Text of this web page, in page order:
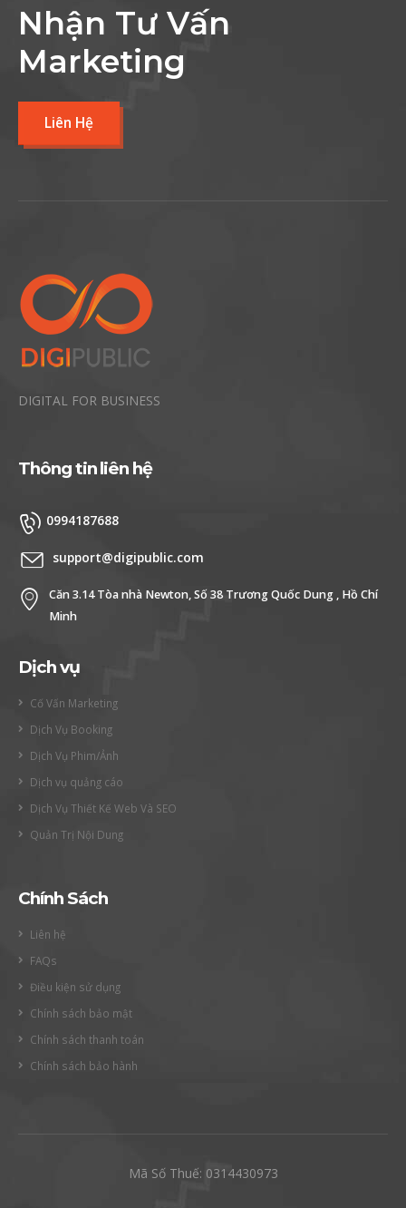
Nhận Tư Vấn
Marketing
Liên Hệ
DIGITAL FOR BUSINESS
Thông tin liên hệ
0994187688
support@digipublic.com
Căn 3.14 Tòa nhà Newton, Số 38 Trương Quốc Dung , Hồ Chí
Minh
Dịch vụ
Cố Vấn Marketing
Dịch Vụ Booking
Dịch Vụ Phim/Ảnh
Dịch vụ quảng cáo
Dịch Vụ Thiết Kế Web Và SEO
Quản Trị Nội Dung
Chính Sách
Liên hệ
FAQs
Điều kiện sử dụng
Chính sách bảo mật
Chính sách thanh toán
Chính sách bảo hành
Mã Số Thuế: 0314430973